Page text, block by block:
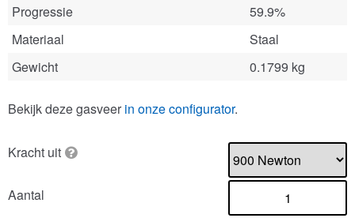
Progressie
59.9%
Materiaal
Staal
Gewicht
0.1799 kg
Bekijk deze gasveer in onze configurator.
Kracht uit
Aantal